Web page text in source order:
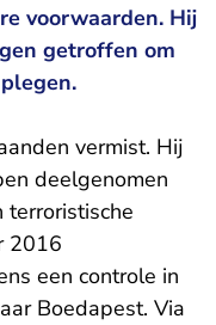
voorwaarden. Hij
getroffen om
vermist. Hij
deelgenomen
terroristische
2016
een controle in
Boedapest. Via